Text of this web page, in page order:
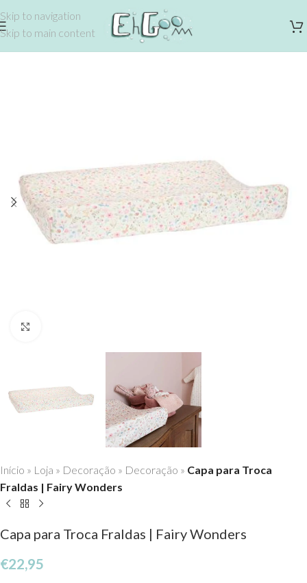
Skip to navigation
Skip to main content
Início » Loja » Decoração » Decoração » Capa para Troca
Fraldas | Fairy Wonders
Capa para Troca Fraldas | Fairy Wonders
€22,95